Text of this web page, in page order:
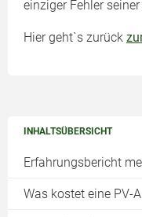
INHALTSÜBERSICHT
Erfahrungsbericht
Was kostet eine PV-
einziger Fehler
Hier geht`s zurück